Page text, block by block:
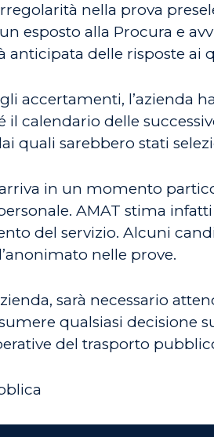
nella prova
esposto alla Procura e
anticipata delle risposte ai
accertamenti, l’azienda
il calendario delle
quali sarebbero stati
in un momento
AMAT stima
del servizio. Alcuni
nelle prove.
sarà necessario
qualsiasi decisione
del trasporto